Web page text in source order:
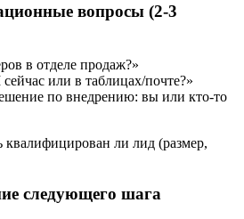
вопросы (2-3
в отделе продаж?»
или в таблицах/почте?»
по внедрению: вы или кто-то
квалифицирован ли лид (размер,
следующего шага